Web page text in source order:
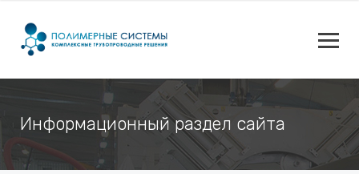
Информационный раздел сайта